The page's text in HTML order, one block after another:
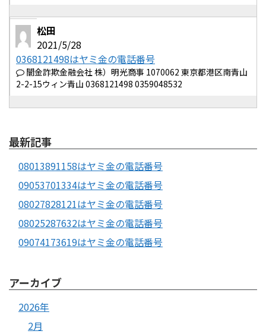
松田
2021/5/28
0368121498はヤミ金の電話番号
闇金詐欺金融会社 株）明光商事 1070062 東京都港区南青山
2-2-15ウィン青山 0368121498 0359048532
最新記事
08013891158はヤミ金の電話番号
09053701334はヤミ金の電話番号
08027828121はヤミ金の電話番号
08025287632はヤミ金の電話番号
09074173619はヤミ金の電話番号
アーカイブ
2026年
2月